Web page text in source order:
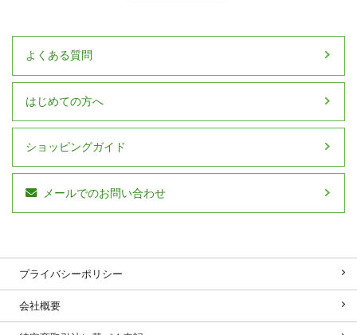
よくある質問
はじめての方へ
ショッピングガイド
メールでのお問い合わせ
プライバシーポリシー
会社概要